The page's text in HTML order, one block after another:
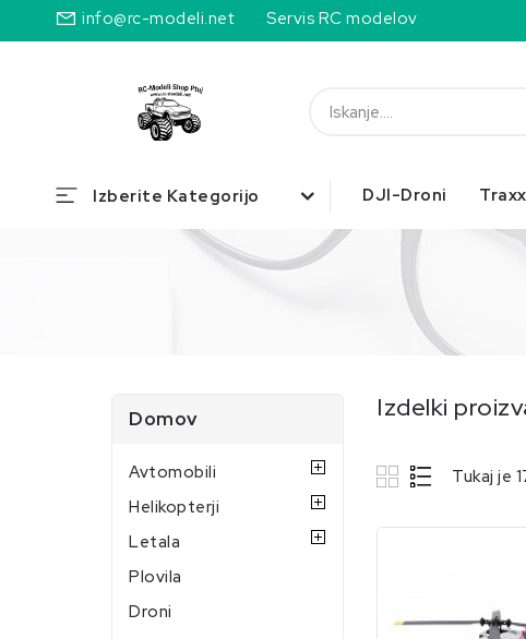
info@rc-modeli.net Servis RC modelov
Izberite Kategorijo DJI-Droni
Domov
Avtomobili
Helikopterji
Letala
Plovila
Droni
Izdelki
Tukaj je